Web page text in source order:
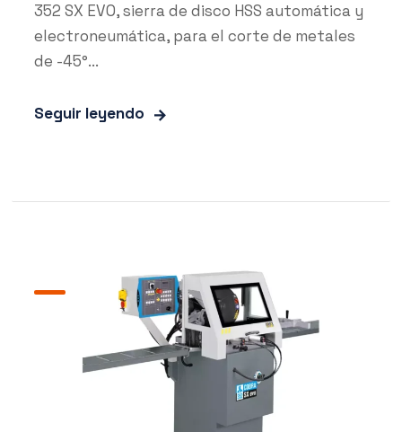
352 SX EVO, sierra de disco HSS automática y
electroneumática, para el corte de metales
de -45°...
Seguir leyendo